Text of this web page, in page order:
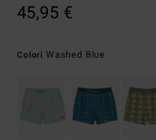
45,95 €
Colori Washed Blue